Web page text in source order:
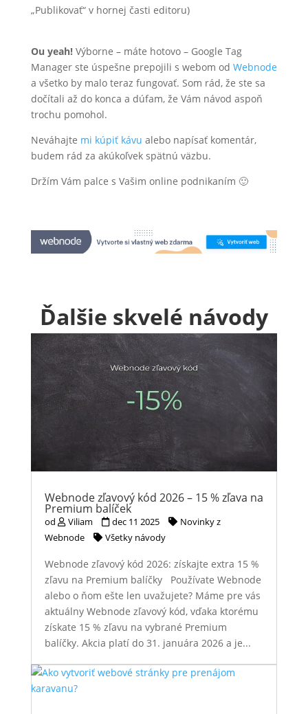
„Publikovať“ v hornej časti editoru)
Ou yeah!Výborne – máte hotovo – Google Tag
Manager ste úspešne prepojili s webom od Webnode
a všetko by malo teraz fungovať. Som rád, že ste sa
dočítali až do konca a dúfam, že Vám návod aspoň
trochu pomohol.
Neváhajte mi kúpiť kávu alebo napísať komentár,
budem rád za akúkoľvek spätnú väzbu.
Držím Vám palce s Vašim online podnikaním 🙂
Ďalšie skvelé návody
Webnode zľavový kód 2026 – 15 % zľava na
Premium balíček
od Viliam dec 11 2025
Novinky z
Webnode
Všetky návody
Webnode zľavový kód 2026: získajte extra 15 %
zľavu na Premium balíčky Používate Webnode
alebo o ňom ešte len uvažujete? Máme pre vás
aktuálny Webnode zľavový kód, vďaka ktorému
získate 15 % zľavu na vybrané Premium
balíčky. Akcia platí do 31. januára 2026 a je...